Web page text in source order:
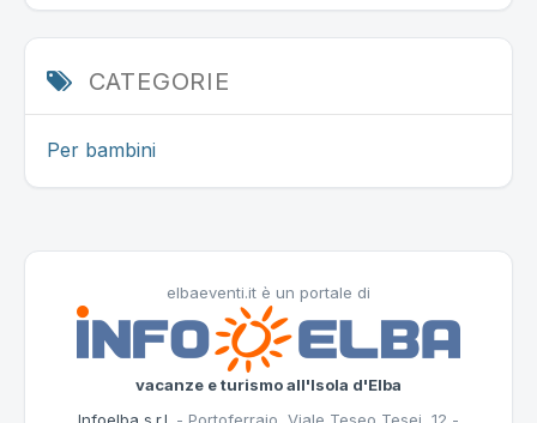
CATEGORIE
Per bambini
elbaeventi.it è un portale di
vacanze e turismo all'Isola d'Elba